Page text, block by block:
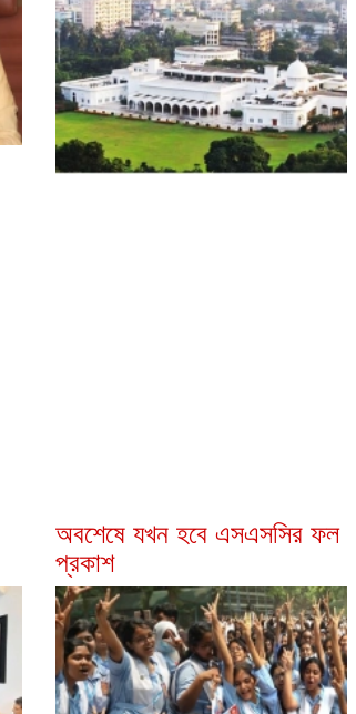
অবশেষে যখন হবে এসএসসির ফল
প্রকাশ